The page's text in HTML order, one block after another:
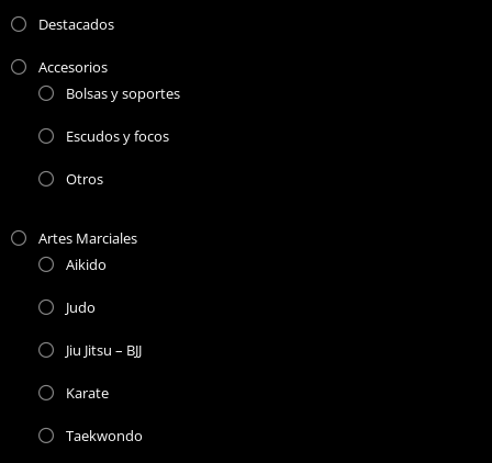
Destacados
Accesorios
Bolsas y soportes
Escudos y focos
Otros
Artes Marciales
Aikido
Judo
Jiu Jitsu – BJJ
Karate
Taekwondo